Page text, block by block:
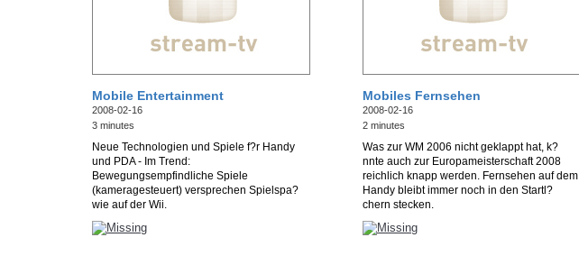
Mobile Entertainment
2008-02-16
3 minutes
Neue Technologien und Spiele f?r Handy
und PDA - Im Trend:
Bewegungsempfindliche Spiele
(kameragesteuert) versprechen Spielspa?
wie auf der Wii.
Mobiles Fernsehen
2008-02-16
2 minutes
Was zur WM 2006 nicht geklappt hat, k?
nnte auch zur Europameisterschaft 2008
reichlich knapp werden. Fernsehen auf dem
Handy bleibt immer noch in den Startl?
chern stecken.